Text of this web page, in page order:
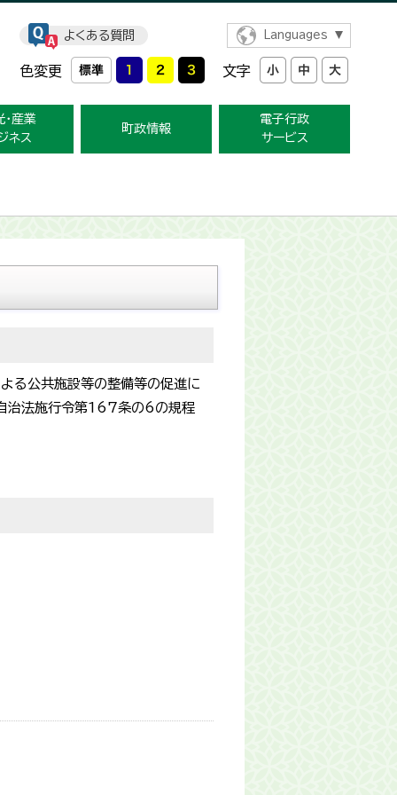
よくある質問 Languages
色変更 文字
・産業
ネス
町政情報
電子行政
サービス
る公共施設等の整備等の促進に
治法施行令第167条の6の規程